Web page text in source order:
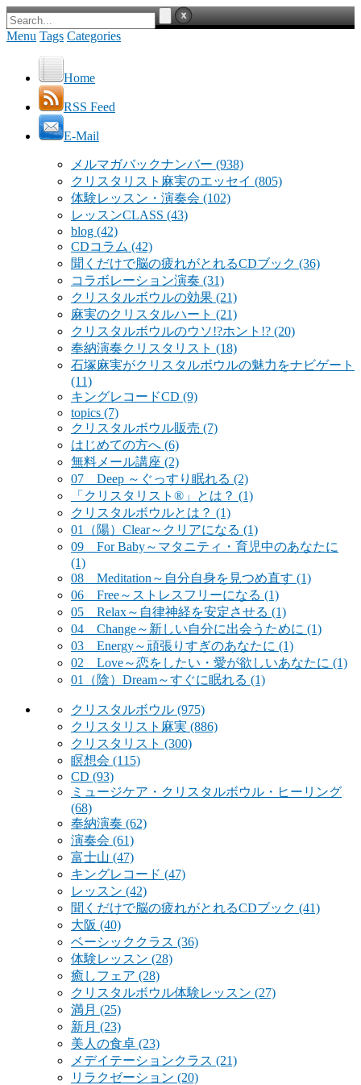
Menu Tags Categories
Home
RSS Feed
E-Mail
メルマガバックナンバー (938)
クリスタリスト麻実のエッセイ (805)
体験レッスン・演奏会 (102)
レッスンCLASS (43)
blog (42)
CDコラム (42)
聞くだけで脳の疲れがとれるCDブック (36)
コラボレーション演奏 (31)
クリスタルボウルの効果 (21)
麻実のクリスタルハート (21)
クリスタルボウルのウソ!?ホント!? (20)
奉納演奏クリスタリスト (18)
石塚麻実がクリスタルボウルの魅力をナビゲート
(11)
キングレコードCD (9)
topics (7)
クリスタルボウル販売 (7)
はじめての方へ (6)
無料メール講座 (2)
07 Deep ～ぐっすり眠れる (2)
「クリスタリスト®」とは？ (1)
クリスタルボウルとは？ (1)
01（陽）Clear～クリアになる (1)
09 For Baby～マタニティ・育児中のあなたに
(1)
08 Meditation～自分自身を見つめ直す (1)
06 Free～ストレスフリーになる (1)
05 Relax～自律神経を安定させる (1)
04 Change～新しい自分に出会うために (1)
03 Energy～頑張りすぎのあなたに (1)
02 Love～恋をしたい・愛が欲しいあなたに (1)
01（陰）Dream～すぐに眠れる (1)
クリスタルボウル (975)
クリスタリスト麻実 (886)
クリスタリスト (300)
瞑想会 (115)
CD (93)
ミュージケア・クリスタルボウル・ヒーリング
(68)
奉納演奏 (62)
演奏会 (61)
富士山 (47)
キングレコード (47)
レッスン (42)
聞くだけで脳の疲れがとれるCDブック (41)
大阪 (40)
ベーシッククラス (36)
体験レッスン (28)
癒しフェア (28)
クリスタルボウル体験レッスン (27)
満月 (25)
新月 (23)
美人の食卓 (23)
メデイテーションクラス (21)
リラクゼーション (20)